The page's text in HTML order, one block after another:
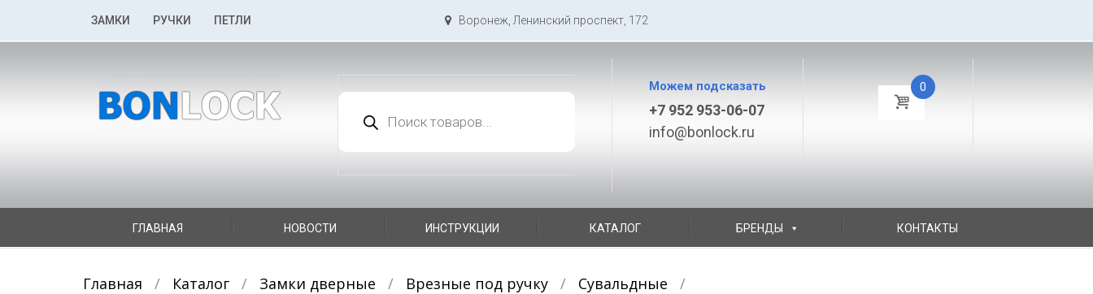
ЗАМКИ РУЧКИ ПЕТЛИ Воронеж, Ленинский проспект, 172
товаров
Можем подсказать
+7 952 953-06-07
info@bonlock.ru
0
содержимомуГЛАВНАЯ НОВОСТИ ИНСТРУКЦИИ КАТАЛОГ БРЕНДЫ КОНТАКТЫ
Главная / Каталог / Замки дверные / Врезные под ручку / Сувальдные
/